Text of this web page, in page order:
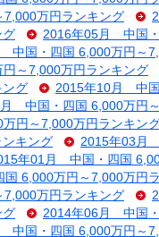
万円ランキング
グ
2016年05月 中国
中国・四国 6,000万円～
～7,000万円ランキング
ング
2015年10月 中国
中国・四国 6,000万円
円～7,000万円ランキン
キング
2015年03月
年01月 中国・四国
6,000万円～7,000万円
万円ランキング
グ
2014年06月 中国
中国・四国 6,000万円～